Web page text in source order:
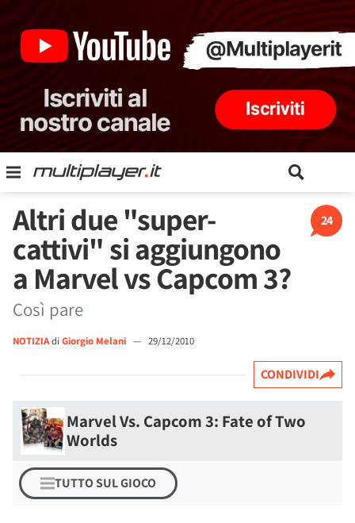
24
Altri due "super-
cattivi" si aggiungono
a Marvel vs Capcom 3?
Così pare
NOTIZIAdi Giorgio Melani — 29/12/2010
CONDIVIDI
Marvel Vs. Capcom 3: Fate of Two
Worlds
TUTTO SUL GIOCO